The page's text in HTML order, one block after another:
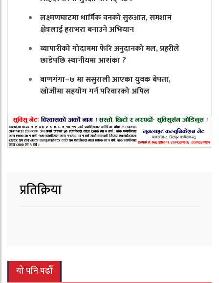
लक्ष्मणघाटमा धार्मिक वनको सुरुआत, समशान
क्षेत्रलाई हराभरा बनाउने अभियान
व्यापारीको गोदाममा फेरि अनुदानको मल, प्रहरीले
छाडेपछि स्थानीयमा आशंका ?
बाणगंगा–७ मा ससुराली आएका युवक बेपत्ता,
खोजीमा सहयोग गर्न परिवारको अपिल
प्रतिक्रिया
यो पनि पढौँ